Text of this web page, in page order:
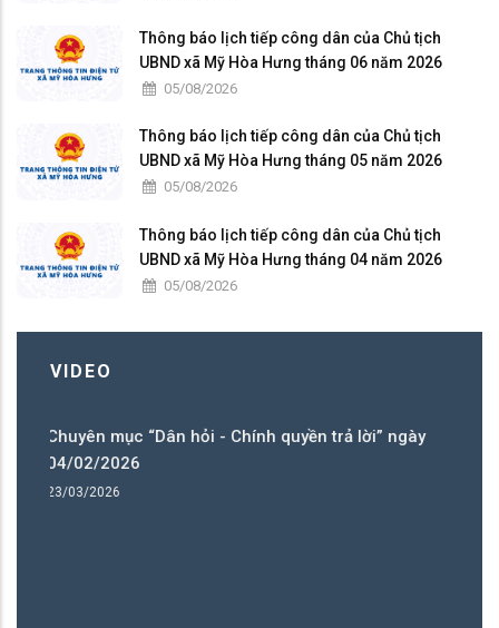
Thông báo lịch tiếp công dân của Chủ tịch
UBND xã Mỹ Hòa Hưng tháng 06 năm 2026
05/08/2026
Thông báo lịch tiếp công dân của Chủ tịch
UBND xã Mỹ Hòa Hưng tháng 05 năm 2026
05/08/2026
Thông báo lịch tiếp công dân của Chủ tịch
UBND xã Mỹ Hòa Hưng tháng 04 năm 2026
05/08/2026
VIDEO
- Chính quyền trả lời” ngày
Chuyên mục “Dân hỏi -